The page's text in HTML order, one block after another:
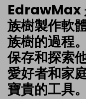
EdrawMax
族樹製作軟
族樹的過程
保存和探索
愛好者和家
寶貴的工具。